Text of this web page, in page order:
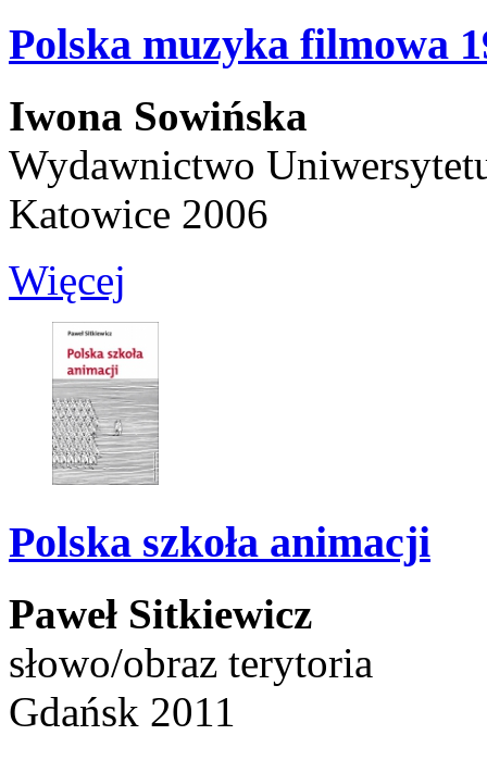
Polska muzyka filmowa
Iwona Sowińska
Wydawnictwo
Katowice 2006
Więcej
Polska szkoła animacji
Paweł Sitkiewicz
słowo/obraz terytoria
Gdańsk 2011